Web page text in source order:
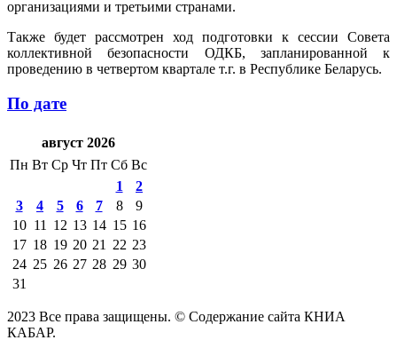
организациями и третьими странами.
Также будет рассмотрен ход подготовки к сессии Совета
коллективной безопасности ОДКБ, запланированной к
проведению в четвертом квартале т.г. в Республике Беларусь.
По дате
август 2026
Пн Вт Ср Чт Пт Сб Вс
1
2
3
4 5 6 7 8
9
10 11 12 13 14 15 16
17 18 19 20 21 22 23
24 25 26 27 28 29 30
31
2023 Все права защищены. © Содержание сайта КНИА
КАБАР.